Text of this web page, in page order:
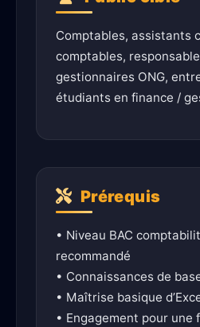
Comptables, assistants
comptables,
gestionnaires ONG,
étudiants en finance /
Prérequis
• Niveau BAC
recommandé
• Connaissances de
• Maîtrise basique
• Engagement pour une